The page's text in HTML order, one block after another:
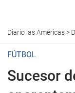
Diario las Américas>
FÚTBOL
Sucesor